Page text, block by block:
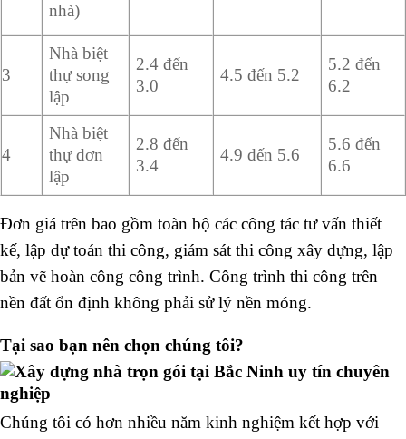
nhà)
3
Nhà biệt
thự song
lập
2.4 đến
3.0
4.5 đến 5.2
5.2 đến
6.2
4
Nhà biệt
thự đơn
lập
2.8 đến
3.4
4.9 đến 5.6
5.6 đến
6.6
Đơn giá trên bao gồm toàn bộ các công tác tư vấn thiết
kế, lập dự toán thi công, giám sát thi công xây dựng, lập
bản vẽ hoàn công công trình. Công trình thi công trên
nền đất ổn định không phải sử lý nền móng.
Tại sao bạn nên chọn chúng tôi?
Chúng tôi có hơn nhiều năm kinh nghiệm kết hợp với